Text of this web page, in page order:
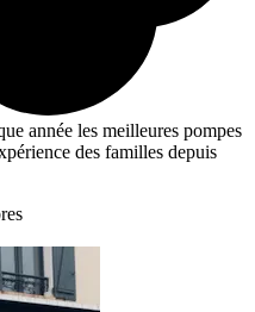
année les meilleures pompes
des familles depuis